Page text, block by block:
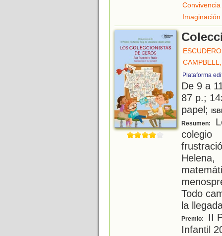
Convivencia
Imaginación
Plataforma
De 9 a
87 p.;
papel;
Resumen:
colegio
Todo
la
Premio:
II
Infantil